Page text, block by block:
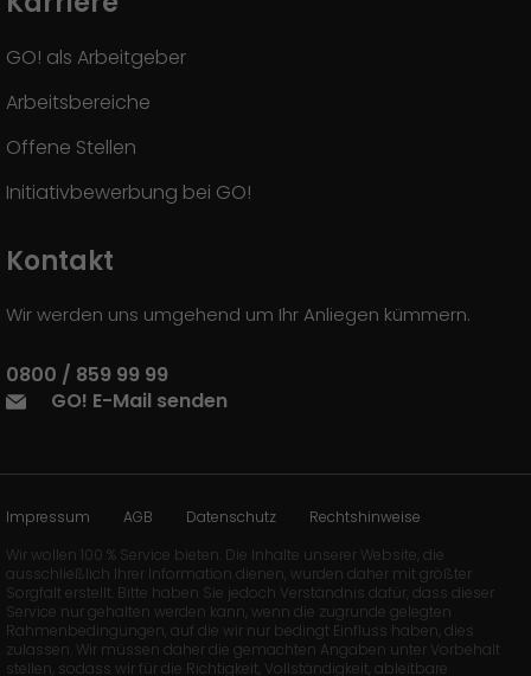
GO! als Arbeitgeber
Arbeitsbereiche
Offene Stellen
Initiativbewerbung bei GO!
Kontakt
Wir werden uns umgehend um Ihr Anliegen kümmern.
0800 / 859 99 99
GO! E-Mail senden
Impressum AGB Datenschutz
Rechtshinweise
Wir wollen 100 % Service bieten. Die Inhalte unserer Website, die
ausschließlich Ihrer Information dienen, wurden daher mit größter
Sorgfalt erstellt. Bitte haben Sie jedoch Verständnis dafür, dass dieser
Service nur gehalten werden kann, wenn die zugrunde gelegten
Rahmenbedingungen, auf die wir nur bedingt Einfluss haben, dies
zulassen. Wir müssen daher die gemachten Angaben unter Vorbehalt
stellen, sodass wir für die Richtigkeit, Vollständigkeit, ableitbare